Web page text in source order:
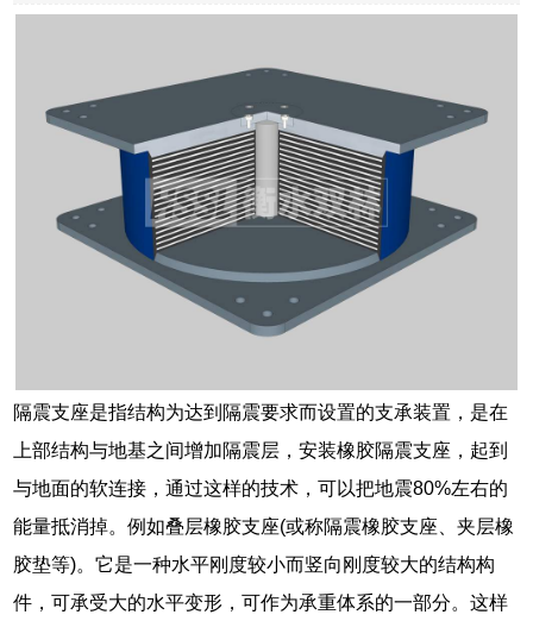
隔震支座是指结构为达到隔震要求而设置的支承装置，是在
上部结构与地基之间增加隔震层，安装橡胶隔震支座，起到
与地面的软连接，通过这样的技术，可以把地震80%左右的
能量抵消掉。例如叠层橡胶支座(或称隔震橡胶支座、夹层橡
胶垫等)。它是一种水平刚度较小而竖向刚度较大的结构构
件，可承受大的水平变形，可作为承重体系的一部分。这样